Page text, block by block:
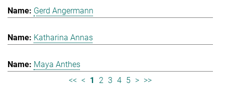
Gerd Angermann
Katharina Annas
Maya Anthes
<< < 1 2 3 4 5 > >>